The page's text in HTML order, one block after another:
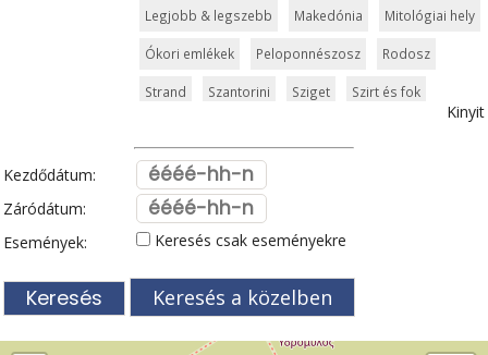
Legjobb & legszebb Makedónia Mitológiai hely
Ókori emlékek Peloponnészosz Rodosz
Strand Szantorini Sziget Szirt és fok
Thessaloniki Városkalauzok
Zagori Zakynthos
Kinyit
Kezdődátum:
Záródátum:
Események:
Keresés csak eseményekre
Keresés a közelben